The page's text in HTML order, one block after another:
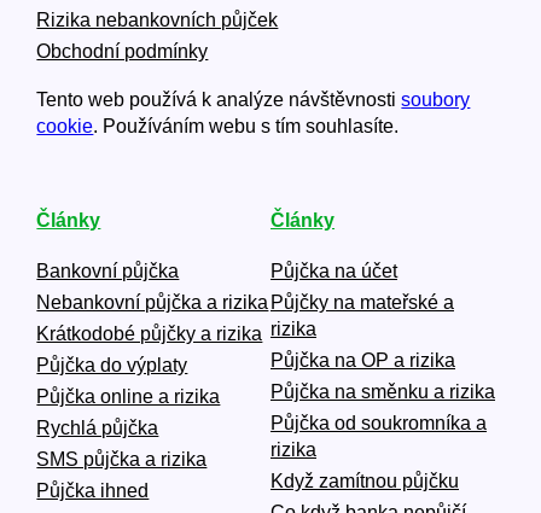
Rizika nebankovních půjček
Obchodní podmínky
Tento web používá k analýze návštěvnostisoubory
cookie. Používáním webu s tím souhlasíte.
Články
Bankovní půjčka
Nebankovní půjčka a rizika
Krátkodobé půjčky a rizika
Půjčka do výplaty
Půjčka online a rizika
Rychlá půjčka
SMS půjčka a rizika
Půjčka ihned
Články
Půjčka na účet
Půjčky na mateřské a
rizika
Půjčka na OP a rizika
Půjčka na směnku a rizika
Půjčka od soukromníka a
rizika
Když zamítnou půjčku